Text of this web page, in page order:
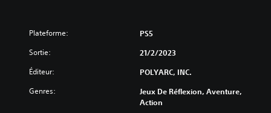
Plateforme: PS5
Sortie: 21/2/2023
Éditeur: POLYARC, INC.
Genres:
Jeux De Réflexion, Aventure,
Action